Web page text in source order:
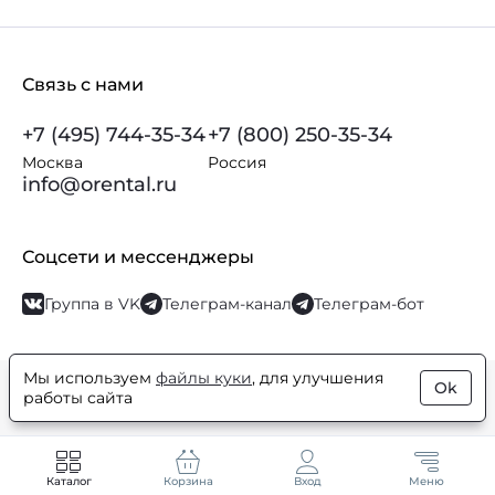
Связь с нами
+7 (495) 744-35-34
Москва
+7 (800) 250-35-34
Россия
info@orental.ru
Соцсети и мессенджеры
Группа в VK Телеграм-канал Телеграм-бот
© Orental.ru 2007–2026Интернет-магазин парфюмерии и
косметики
Каталог Корзина Вход Меню
Мы используем файлы куки, для улучшения
работы сайта
Ok